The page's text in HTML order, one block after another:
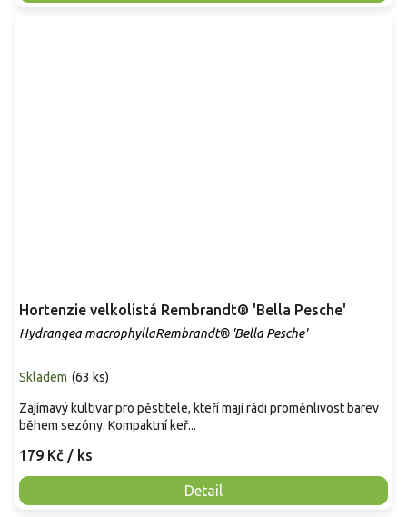
Hortenzie velkolistá Rembrandt® 'Bella Pesche'
Hydrangea macrophyllaRembrandt® 'Bella Pesche'
Skladem (63 ks)
179 Kč / ks
Detail
Zajímavý kultivar pro pěstitele, kteří mají rádi proměnlivost barev
během sezóny. Kompaktní keř...